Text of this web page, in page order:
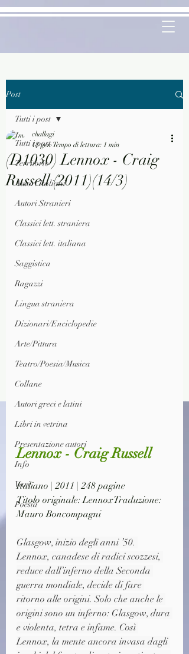
Post
Tutti i post
Territorio
Autori Italiani
Autori Stranieri
Classici lett. straniera
Classici lett. italiana
Saggistica
Ragazzi
Lingua straniera
Dizionari/Enciclopedie
Arte/Pittura
Teatro/Poesia/Musica
Collane
Autori greci e latini
Libri in vetrina
Presentazione autori
Info
Vari
Poesia
Tutti i post
(D1030) Lennox - Craig
Russell (2011)(14/3)
challagi
18 gen Tempo di lettura: 1 min
Lennox - Craig Russell
Italiano | 2011 | 248 pagine
Titolo originale: LennoxTraduzione:
Mauro Boncompagni
Glasgow, inizio degli anni ’50.
Lennox, canadese di radici scozzesi,
reduce dall’inferno della Seconda
guerra mondiale, decide di fare
ritorno alle origini. Solo che anche le
origini sono un inferno: Glasgow, dura
e violenta, tetra e infame. Così
Lennox, la mente ancora invasa dagli